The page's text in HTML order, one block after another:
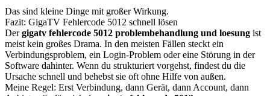
Das sind kleine Dinge mit großer Wirkung.
Fazit: GigaTV Fehlercode 5012 schnell lösen
Dergigatv fehlercode 5012 problembehandlung und loesung ist
meist kein großes Drama. In den meisten Fällen steckt ein
Verbindungsproblem, ein Login-Problem oder eine Störung in der
Software dahinter. Wenn du strukturiert vorgehst, findest du die
Ursache schnell und behebst sie oft ohne Hilfe von außen.
Meine Regel: Erst Verbindung, dann Gerät, dann Account, dann